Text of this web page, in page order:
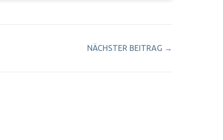
NÄCHSTER BEITRAG →